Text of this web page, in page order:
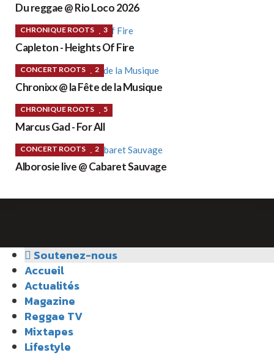
Du reggae @ Rio Loco 2026
CHRONIQUE ROOTS 3
Capleton - Heights Of Fire
CONCERT ROOTS 2
Chronixx @ la Fête de la Musique
CHRONIQUE ROOTS 5
Marcus Gad - For All
CONCERT ROOTS 2
Alborosie live @ Cabaret Sauvage
Soutenez-nous
Accueil
Actualités
Magazine
Reggae TV
Mixtapes
Lifestyle